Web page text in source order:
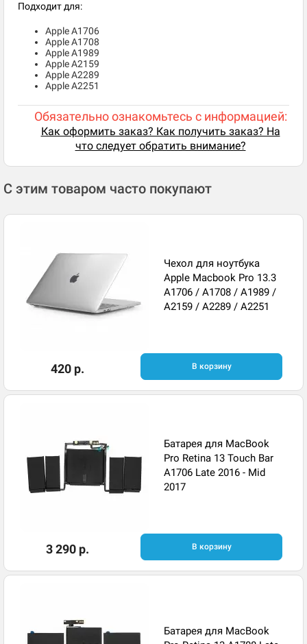
Подходит для:
Apple A1706
Apple A1708
Apple A1989
Apple A2159
Apple A2289
Apple A2251
Обязательно ознакомьтесь с информацией:
Как оформить заказ? Как получить заказ? На
что следует обратить внимание?
С этим товаром часто покупают
Чехол для ноутбука
Apple Macbook Pro 13.3
A1706 / A1708 / A1989 /
A2159 / A2289 / A2251
420 р. В корзину
Батарея для MacBook
Pro Retina 13 Touch Bar
A1706 Late 2016 - Mid
2017
3 290 р. В корзину
Батарея для MacBook